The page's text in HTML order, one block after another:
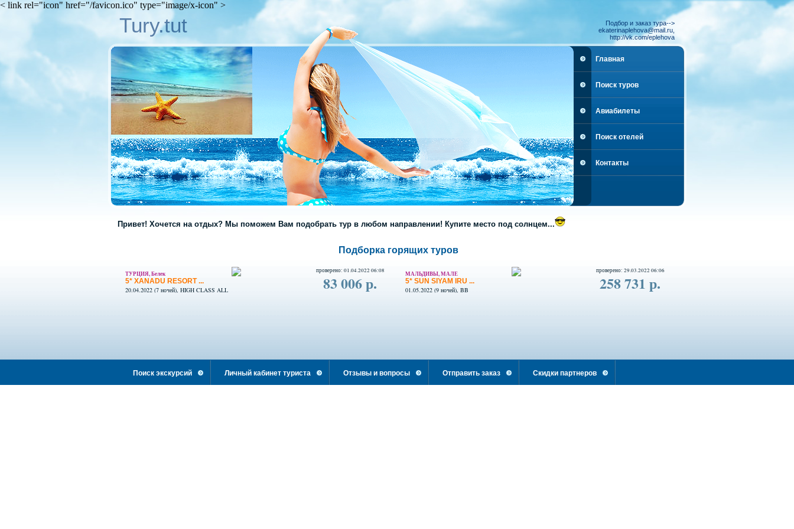
< link rel="icon" href="/favicon.ico" type="image/x-icon" >
Подбор и заказ тура-->
ekaterinaplehova@mail.ru,
http://vk.com/eplehova
Tury.tut
Главная
Поиск туров
Авиабилеты
Поиск отелей
Контакты
Привет! Хочется на отдых? Мы поможем Вам подобрать тур в любом направлении! Купите место под солнцем...
Подборка горящих туров
ТУРЦИЯ, Белек
5* XANADU RESORT ...
20.04.2022 (7 ночей), HIGH CLASS ALL
проверено: 01.04.2022 06:08
83 006 р. МАЛЬДИВЫ, МАЛЕ
5* SUN SIYAM IRU ...
01.05.2022 (9 ночей), BB
проверено: 29.03.2022 06:06
258 731 р.
Поиск экскурсий Личный кабинет туриста Отзывы и вопросы Отправить заказ Скидки партнеров